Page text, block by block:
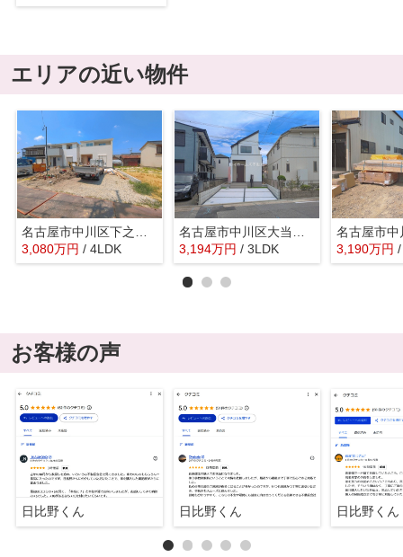
エリアの近い物件
名古屋市中川区下之一色町字中ノ切26『仲介料無料』新築戸建て
3,080万円 / 4LDK
名古屋市中川区大当郎１丁目1815『仲介料無料』新築戸建て
3,194万円 / 3LDK 3,190万円
お客様の声
日比野くん 日比野くん 日比野くん